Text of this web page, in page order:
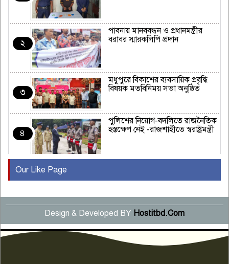
২
পাবনায় মানববন্ধন ও প্রধানমন্ত্রীর
বরাবর স্মারকলিপি প্রদান
৩
মধুপুরে বিকাশের ব্যবসায়িক প্রবৃদ্ধি
বিষয়ক মতবিনিময় সভা অনুষ্ঠিত
৪
পুলিশের নিয়োগ-বদলিতে রাজনৈতিক
হস্তক্ষেপ নেই -রাজশাহীতে স্বরাষ্ট্রমন্ত্রী
৫
বছর পূর্তি উদযাপন
৬
সংবাদ সম্মেলনে অভিযোগ অস্বীকার
উদ্দেশ্য প্রণোদিত সংবাদ প্রকাশের
প্রতিবাদ নাজির হাসানের
Our Like Page
Design & Developed BY Hostitbd.Com